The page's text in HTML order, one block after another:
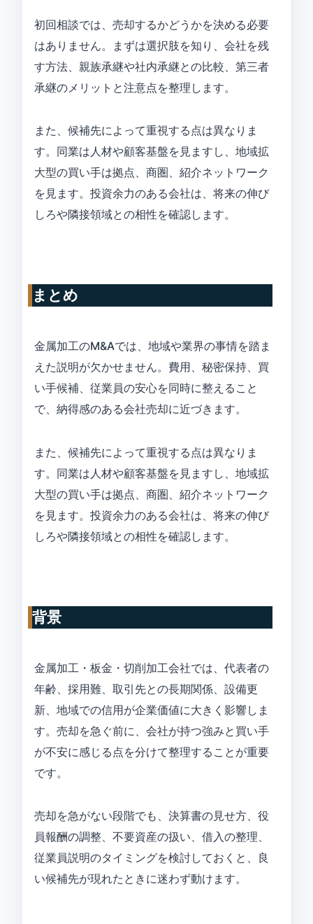
初回相談では、売却するかどうかを決める必要
はありません。まずは選択肢を知り、会社を残
す方法、親族承継や社内承継との比較、第三者
承継のメリットと注意点を整理します。
また、候補先によって重視する点は異なりま
す。同業は人材や顧客基盤を見ますし、地域拡
大型の買い手は拠点、商圏、紹介ネットワーク
を見ます。投資余力のある会社は、将来の伸び
しろや隣接領域との相性を確認します。
まとめ
金属加工のM&Aでは、地域や業界の事情を踏ま
えた説明が欠かせません。費用、秘密保持、買
い手候補、従業員の安心を同時に整えること
で、納得感のある会社売却に近づきます。
また、候補先によって重視する点は異なりま
す。同業は人材や顧客基盤を見ますし、地域拡
大型の買い手は拠点、商圏、紹介ネットワーク
を見ます。投資余力のある会社は、将来の伸び
しろや隣接領域との相性を確認します。
背景
金属加工・板金・切削加工会社では、代表者の
年齢、採用難、取引先との長期関係、設備更
新、地域での信用が企業価値に大きく影響しま
す。売却を急ぐ前に、会社が持つ強みと買い手
が不安に感じる点を分けて整理することが重要
です。
売却を急がない段階でも、決算書の見せ方、役
員報酬の調整、不要資産の扱い、借入の整理、
従業員説明のタイミングを検討しておくと、良
い候補先が現れたときに迷わず動けます。